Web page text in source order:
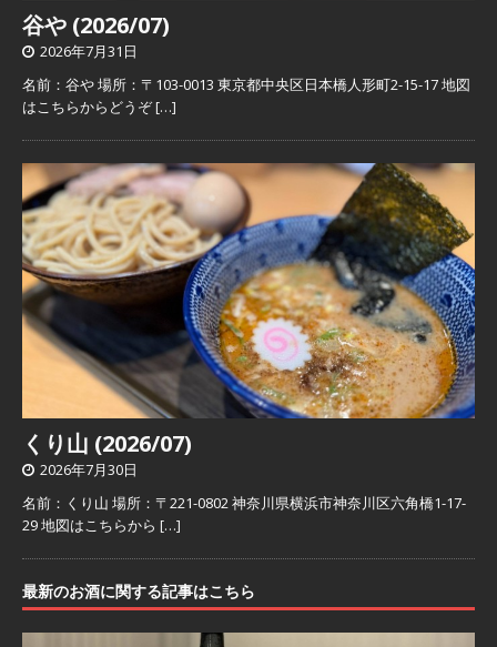
谷や (2026/07)
2026年7月31日
名前：谷や 場所：〒103-0013 東京都中央区日本橋人形町2-15-17 地図
はこちらからどうぞ[…]
くり山 (2026/07)
2026年7月30日
名前：くり山 場所：〒221-0802 神奈川県横浜市神奈川区六角橋1-17-
29 地図はこちらから […]
最新のお酒に関する記事はこちら